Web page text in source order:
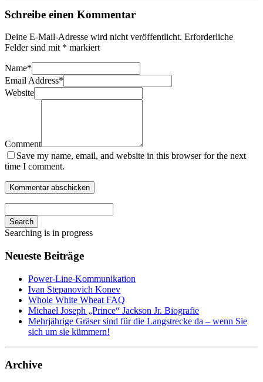
Schreibe einen Kommentar
Deine E-Mail-Adresse wird nicht veröffentlicht. Erforderliche
Felder sind mit * markiert
Name*
Email Address*
Website
Comment
Save my name, email, and website in this browser for the next
time I comment.
Search
Searching is in progress
Neueste Beiträge
Power-Line-Kommunikation
Ivan Stepanovich Konev
Whole White Wheat FAQ
Michael Joseph „Prince“ Jackson Jr. Biografie
Mehrjährige Gräser sind für die Langstrecke da – wenn Sie
sich um sie kümmern!
Archive